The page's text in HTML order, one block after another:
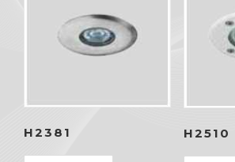
H2381 H2510